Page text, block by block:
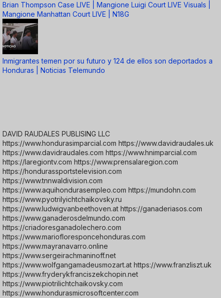
Brian Thompson Case LIVE | Mangione Luigi Court LIVE Visuals |
Mangione Manhattan Court LIVE | N18G
Inmigrantes temen por su futuro y 124 de ellos son deportados a
Honduras | Noticias Telemundo
DAVID RAUDALES PUBLISING LLC
https://www.hondurasimparcial.com https://www.davidraudales.uk
https://www.davidraudales.com https://www.hnimparcial.com
https://laregiontv.com https://www.prensalaregion.com
https://hondurassportstelevision.com
https://www.tnnwaldivision.com
https://www.aquihondurasempleo.com https://mundohn.com
https://www.pyotrilyichtchaikovsky.ru
https://www.ludwigvanbeethoven.at https://ganaderiasos.com
https://www.ganaderosdelmundo.com
https://criadoresganadolechero.com
https://www.mariofloresponcehonduras.com
https://www.mayranavarro.online
https://www.sergeirachmaninoff.net
https://www.wolfgangamadeusmozart.at https://www.franzliszt.uk
https://www.fryderykfranciszekchopin.net
https://www.piotrilichtchaikovsky.com
https://www.hondurasmicrosoftcenter.com